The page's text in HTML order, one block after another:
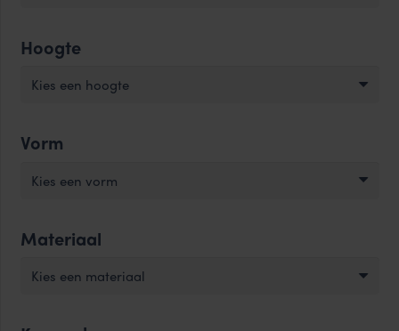
Hoogte
Kies een hoogte
Vorm
Kies een vorm
Materiaal
Kies een materiaal